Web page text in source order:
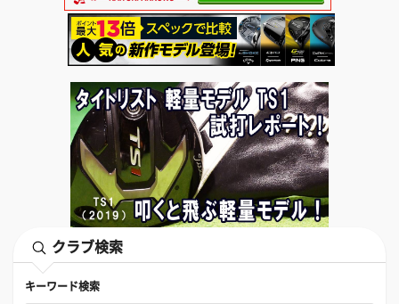
クラブ検索
キーワード検索